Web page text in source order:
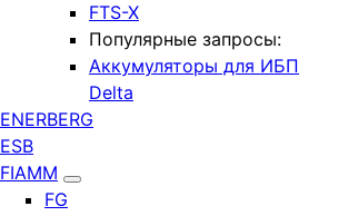
FTS-X
Популярные запросы:
Аккумуляторы для ИБП
Delta
ENERBERG
ESB
FIAMM
FG